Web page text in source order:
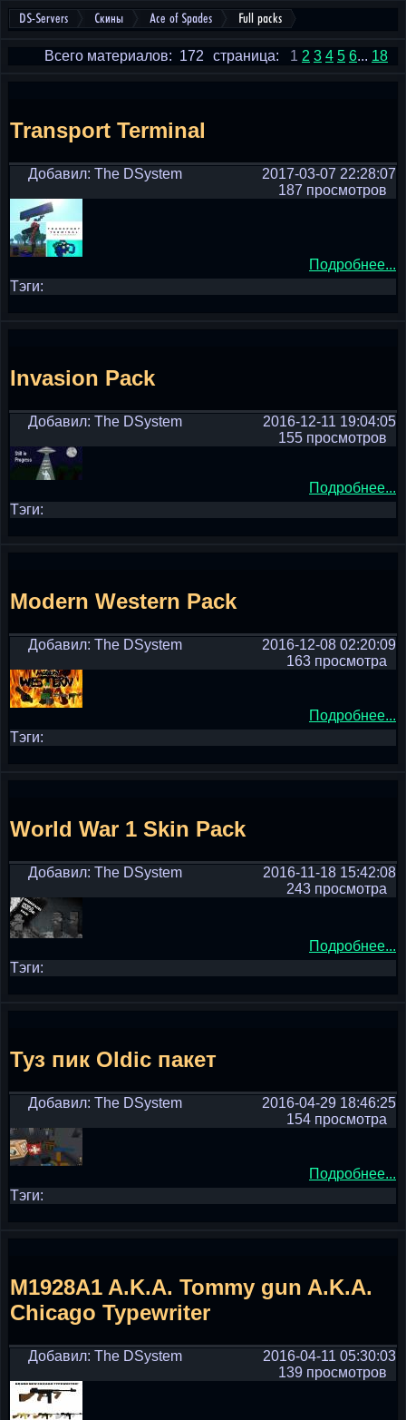
DS-Servers Скины Ace of Spades Full packs
страница: 1 2 3 4 5 6... 18
Всего материалов: 172
Transport Terminal
Добавил: The DSystem
2017-03-07 22:28:07
187 просмотров
Подробнее...
Тэги:
Invasion Pack
Добавил: The DSystem
2016-12-11 19:04:05
155 просмотров
Подробнее...
Тэги:
Modern Western Pack
Добавил: The DSystem
2016-12-08 02:20:09
163 просмотра
Подробнее...
Тэги:
World War 1 Skin Pack
Добавил: The DSystem
2016-11-18 15:42:08
243 просмотра
Подробнее...
Тэги:
Туз пик Oldic пакет
Добавил: The DSystem
2016-04-29 18:46:25
154 просмотра
Подробнее...
Тэги:
M1928A1 A.K.A. Tommy gun A.K.A.
Chicago Typewriter
Добавил: The DSystem
2016-04-11 05:30:03
139 просмотров